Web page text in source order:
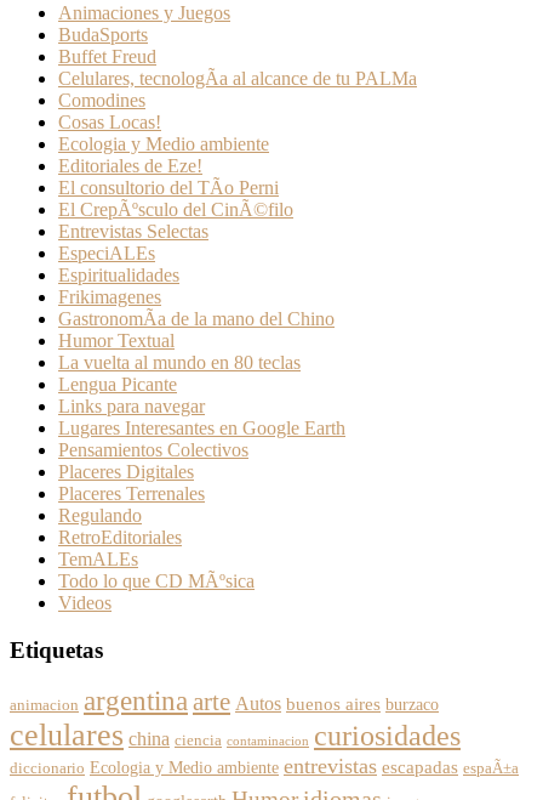
Animaciones y Juegos
BudaSports
Buffet Freud
Celulares, tecnologÃ­a al alcance de tu PALMa
Comodines
Cosas Locas!
Ecologia y Medio ambiente
Editoriales de Eze!
El consultorio del TÃ­o Perni
El CrepÃºsculo del CinÃ©filo
Entrevistas Selectas
EspeciALEs
Espiritualidades
Frikimagenes
GastronomÃ­a de la mano del Chino
Humor Textual
La vuelta al mundo en 80 teclas
Lengua Picante
Links para navegar
Lugares Interesantes en Google Earth
Pensamientos Colectivos
Placeres Digitales
Placeres Terrenales
Regulando
RetroEditoriales
TemALEs
Todo lo que CD MÃºsica
Videos
Etiquetas
animacion argentinaarte Autos buenos aires burzaco
celulares china ciencia contaminacion curiosidades
diccionario Ecologia y Medio ambiente entrevistas escapadas espaÃ±a